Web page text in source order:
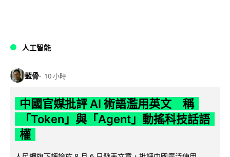
人工智能
藍骨 10 小時
中國官媒批評 AI 術語濫用英文 稱
「Token」與「Agent」動搖科技話語
權